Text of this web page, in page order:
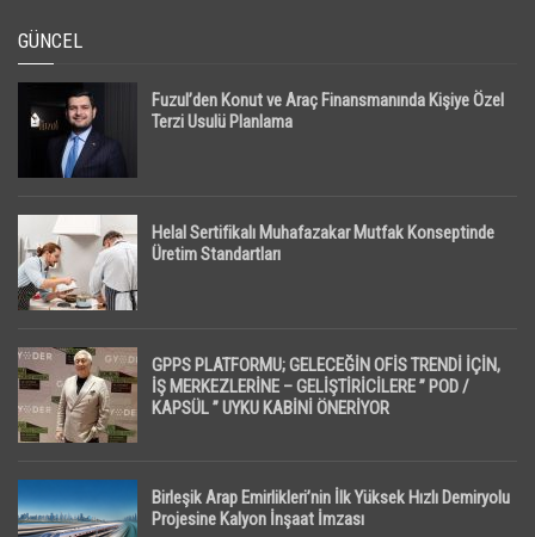
GÜNCEL
Fuzul’den Konut ve Araç Finansmanında Kişiye Özel
Terzi Usulü Planlama
Helal Sertifikalı Muhafazakar Mutfak Konseptinde
Üretim Standartları
GPPS PLATFORMU; GELECEĞİN OFİS TRENDİ İÇİN,
İŞ MERKEZLERİNE – GELİŞTİRİCİLERE ” POD /
KAPSÜL ” UYKU KABİNİ ÖNERİYOR
Birleşik Arap Emirlikleri’nin İlk Yüksek Hızlı Demiryolu
Projesine Kalyon İnşaat İmzası